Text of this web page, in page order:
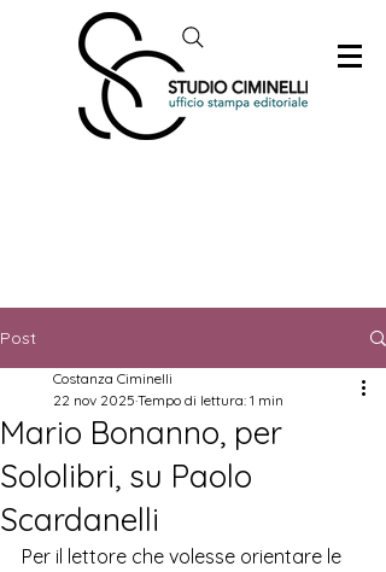
Post
Mario Bonanno, per
Sololibri, su Paolo
Scardanelli
Costanza Ciminelli
22 nov 2025 Tempo di lettura: 1 min
Per il lettore che volesse orientare le